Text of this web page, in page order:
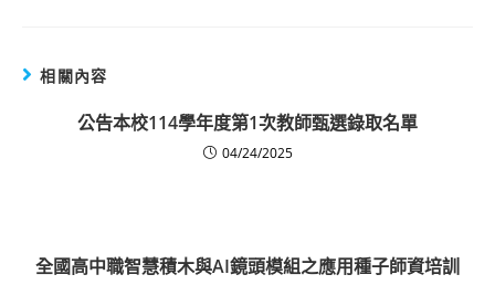
相關內容
公告本校114學年度第1次教師甄選錄取名單
04/24/2025
全國高中職智慧積木與AI鏡頭模組之應用種子師資培訓